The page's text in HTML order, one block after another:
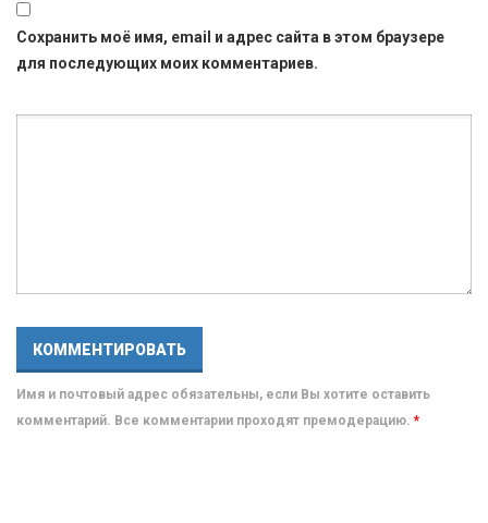
Сохранить моё имя, email и адрес сайта в этом браузере
для последующих моих комментариев.
Имя и почтовый адрес обязательны, если Вы хотите оставить
комментарий. Все комментарии проходят премодерацию. *